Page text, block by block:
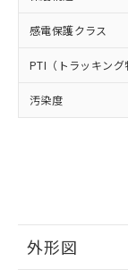
感電保護クラス
PTI（トラッキング
汚染度
外形図
く
事
お
図的な使
※2 対応
部品在
月が前後
とができ
※2 環境
「ｅ」：
準値以
「10」
質が外部
使
場
法